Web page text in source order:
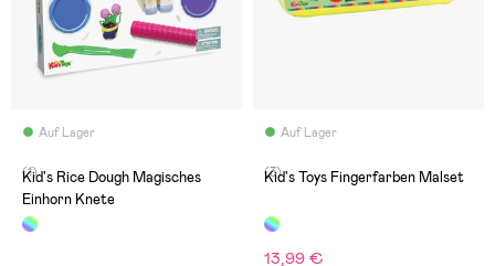
Auf Lager
(1)
Kid's Rice Dough Magisches
Einhorn Knete
Auf Lager
(3)
Kid's Toys Fingerfarben Malset
13,99 €